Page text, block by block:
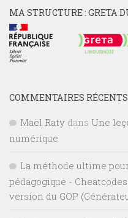
MA STRUCTURE : GRETA
COMMENTAIRES RÉCENTS
Maël Raty dans Une
numérique
La méthode ultime
pédagogique -
version du GOP